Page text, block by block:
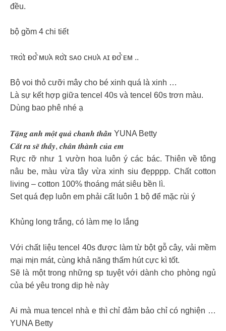
đều.
bộ gồm 4 chi tiết
ᴛʀᴏ̛̀ɪ ᴆᴏ̂̉ ᴍᴜ̛ᴀ ʀᴏ̂̀ɪ sᴀᴏ ᴄʜᴜ̛ᴀ ᴀɪ ᴆᴏ̂̉ ᴇᴍ ..
Bộ voi thỏ cưỡi mây cho bé xinh quá là xinh …
Là sự kết hợp giữa tencel 40s và tencel 60s trơn màu.
Dùng bao phê nhé ạ
𝑻𝒂̣̆𝒏𝒈 𝒂𝒏𝒉 𝒎𝒐̣̂𝒕 𝒒𝒖𝒂̉ 𝒄𝒉𝒂𝒏𝒉 𝒕𝒉𝒂̂̀𝒏 YUNA Betty
𝑪𝒂̆́𝒕 𝒓𝒂 𝒔𝒆̃ 𝒕𝒉𝒂̂́𝒚, 𝒄𝒉𝒂̂𝒏 𝒕𝒉𝒂̀𝒏𝒉 𝒄𝒖̉𝒂 𝒆𝒎
Rực rỡ như 1 vườn hoa luôn ý các bác. Thiên về tông
nâu be, màu vừa tây vừa xinh siu đẹpppp. Chất cotton
living – cotton 100% thoáng mát siêu bền lì.
Set quá đẹp luôn em phải cất luôn 1 bộ để mặc rùi ý
Khủng long trắng, có làm mẹ lo lắng
Với chất liệu tencel 40s được làm từ bột gỗ cây, vải mềm
mại mịn mát, cùng khả năng thấm hút cực kì tốt.
Sẽ là một trong những sp tuyệt với dành cho phòng ngủ
của bé yêu trong dịp hè này
Ai mà mua tencel nhà e thì chỉ đảm bảo chỉ có nghiện …
YUNA Betty